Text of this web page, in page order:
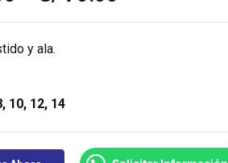
y ala.
10, 12, 14